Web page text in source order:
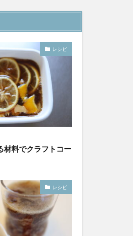
レシピ
材料でクラフトコー
レシピ